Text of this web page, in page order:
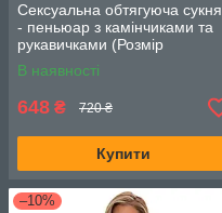
Сексуальна обтягуюча сукня
- пеньюар з камінчиками та
рукавичками (Розмір
універсальний), Чорна
В наявності
648 ₴ 720 ₴
Купити
–10%